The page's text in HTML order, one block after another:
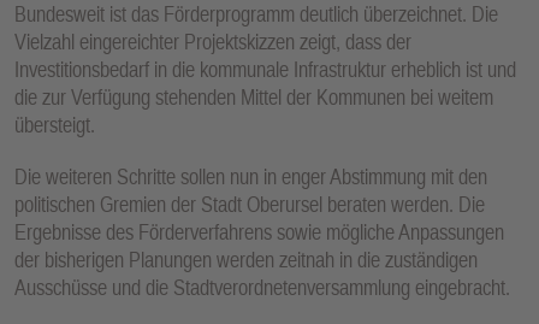
Bundesweit ist das Förderprogramm deutlich überzeichnet. Die
Vielzahl eingereichter Projektskizzen zeigt, dass der
Investitionsbedarf in die kommunale Infrastruktur erheblich ist und
die zur Verfügung stehenden Mittel der Kommunen bei weitem
übersteigt.
Die weiteren Schritte sollen nun in enger Abstimmung mit den
politischen Gremien der Stadt Oberursel beraten werden. Die
Ergebnisse des Förderverfahrens sowie mögliche Anpassungen
der bisherigen Planungen werden zeitnah in die zuständigen
Ausschüsse und die Stadtverordnetenversammlung eingebracht.